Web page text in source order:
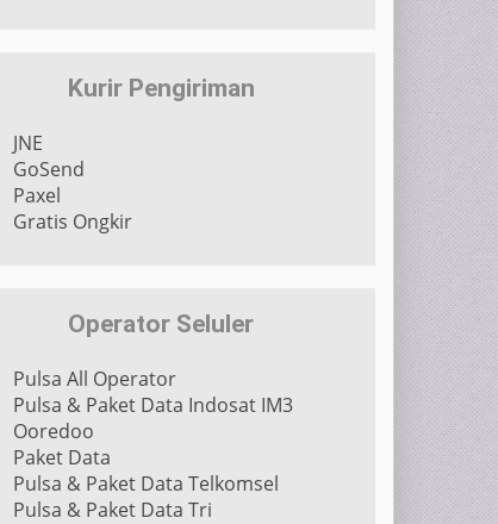
Kurir Pengiriman
JNE
GoSend
Paxel
Gratis Ongkir
Operator Seluler
Pulsa All Operator
Pulsa & Paket Data Indosat IM3
Ooredoo
Paket Data
Pulsa & Paket Data Telkomsel
Pulsa & Paket Data Tri